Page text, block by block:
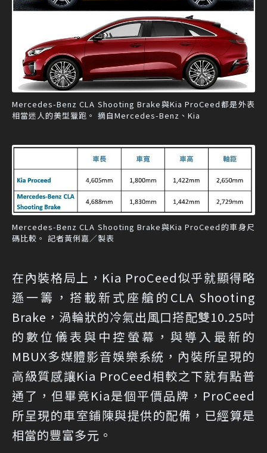
Mercedes-Benz CLA Shooting Brake與Kia ProCeed都是外表
相當迷人的美型獵跑。 摘自Mercedes-Benz、Kia
Mercedes-Benz CLA Shooting Brake與Kia ProCeed的車身尺
碼比較。 記者黃俐嘉／製表
在內裝格局上，Kia ProCeed似乎就顯得略
遜一籌，搭載新式座艙的CLA Shooting
Brake，渦輪狀的冷氣出風口搭配雙10.25吋
的數位儀表與中控螢幕，與導入最新的
MBUX多媒體影音娛樂系統，內裝所呈現的
高級質感讓Kia ProCeed相較之下就有點普
通了，但畢竟Kia是個平價品牌，ProCeed
所呈現的車室鋪陳與提供的配備，已經算是
相當的豐富多元。